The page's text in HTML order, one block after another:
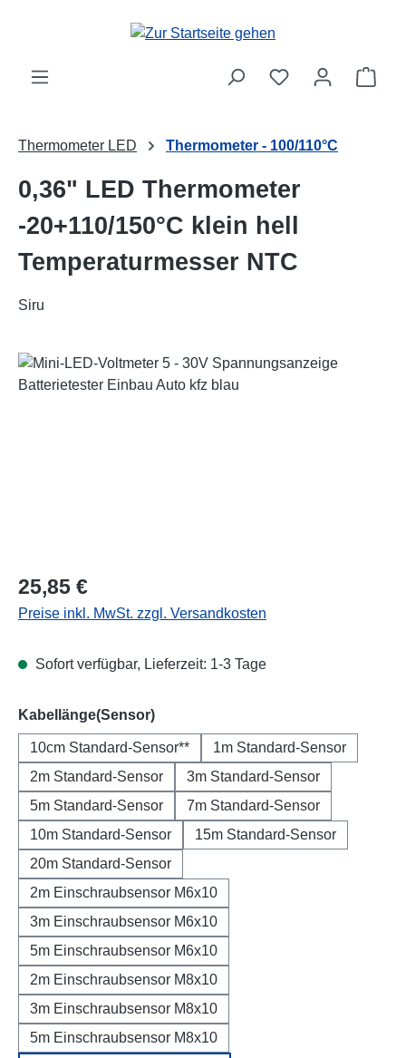
Zum Hauptinhalt springen
Thermometer LED Thermometer - 100/110°C
0,36" LED Thermometer
-20+110/150°C klein hell
Temperaturmesser NTC
Siru
Bildergalerie überspringen
Regulärer Preis:
25,85 €
Preise inkl. MwSt. zzgl. Versandkosten
Sofort verfügbar, Lieferzeit: 1-3 Tage
Kabellänge(Sensor)auswählen
10cm Standard-Sensor**
1m Standard-Sensor
2m Standard-Sensor
3m Standard-Sensor
5m Standard-Sensor
7m Standard-Sensor
10m Standard-Sensor
15m Standard-Sensor
20m Standard-Sensor
2m Einschraubsensor M6x10
3m Einschraubsensor M6x10
5m Einschraubsensor M6x10
2m Einschraubsensor M8x10
3m Einschraubsensor M8x10
5m Einschraubsensor M8x10